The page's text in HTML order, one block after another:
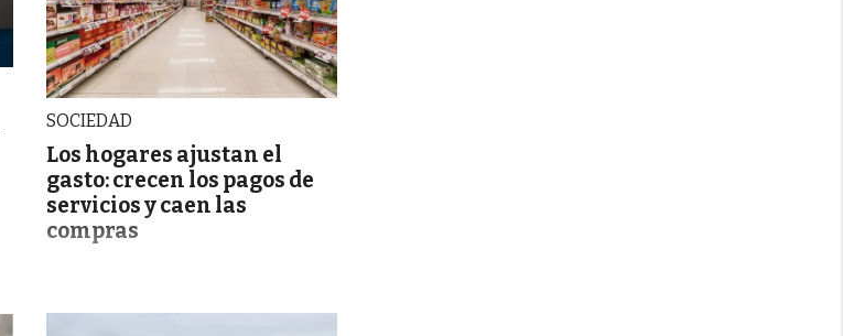
SOCIEDAD
Los hogares ajustan el
gasto: crecen los pagos de
servicios y caen las
compras